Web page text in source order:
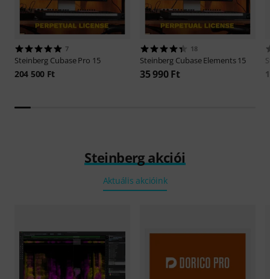
7
Steinberg Cubase Pro 15
204 500 Ft
18
Steinberg Cubase Elements 15
35 990 Ft
Steinberg akciói
Aktuális akcióink